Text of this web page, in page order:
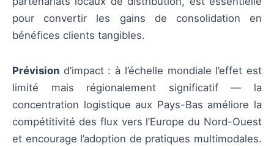
pour convertir les gains de consolidation en
bénéfices clients tangibles.
Prévision d’impact : à l’échelle mondiale l’effet est
limité mais régionalement significatif — la
concentration logistique aux Pays-Bas améliore la
compétitivité des flux vers l’Europe du Nord-Ouest
et encourage l’adoption de pratiques multimodales.